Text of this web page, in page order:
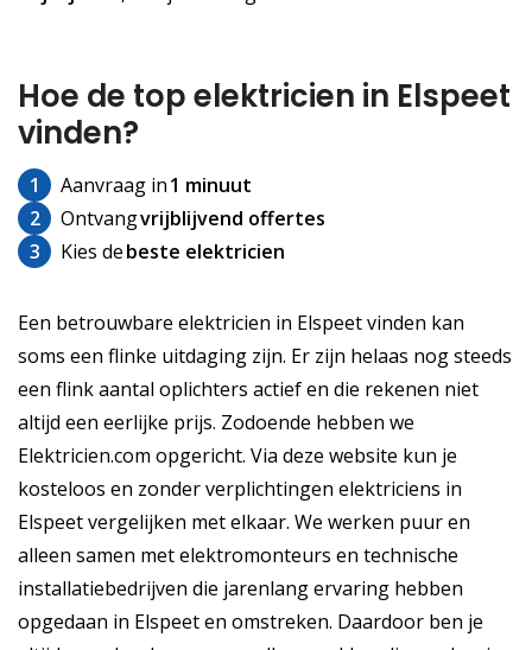
Hoe de top elektricien in Elspeet
vinden?
1 Aanvraag in1 minuut
2
Ontvangvrijblijvend offertes
3
Kies debeste elektricien
Een betrouwbare elektricien in Elspeet vinden kan
soms een flinke uitdaging zijn. Er zijn helaas nog steeds
een flink aantal oplichters actief en die rekenen niet
altijd een eerlijke prijs. Zodoende hebben we
Elektricien.com opgericht. Via deze website kun je
kosteloos en zonder verplichtingen elektriciens in
Elspeet vergelijken met elkaar. We werken puur en
alleen samen met elektromonteurs en technische
installatiebedrijven die jarenlang ervaring hebben
opgedaan in Elspeet en omstreken. Daardoor ben je